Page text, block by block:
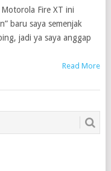
Fire XT ini
baru saya semenjak
jadi ya saya anggap
Read More